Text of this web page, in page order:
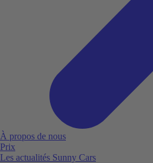
À propos de nous
Prix
Les actualités Sunny Cars